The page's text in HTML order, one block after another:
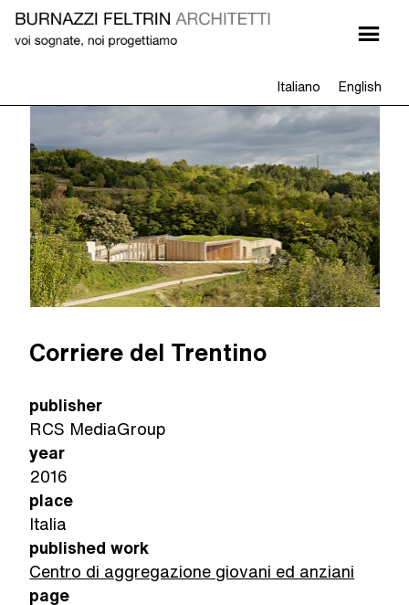
Italiano English
Corriere del Trentino
publisher
RCS MediaGroup
year
2016
place
Italia
published work
Centro di aggregazione giovani ed anziani
page